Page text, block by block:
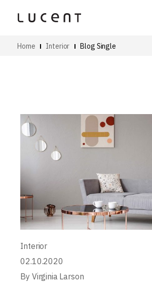
Home Interior Blog Single
Interior
02.10.2020
By Virginia Larson